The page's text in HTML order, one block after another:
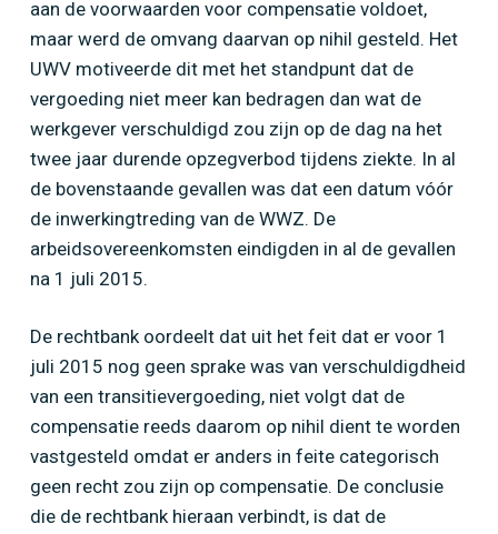
aan de voorwaarden voor compensatie voldoet,
maar werd de omvang daarvan op nihil gesteld. Het
UWV motiveerde dit met het standpunt dat de
vergoeding niet meer kan bedragen dan wat de
werkgever verschuldigd zou zijn op de dag na het
twee jaar durende opzegverbod tijdens ziekte. In al
de bovenstaande gevallen was dat een datum vóór
de inwerkingtreding van de WWZ. De
arbeidsovereenkomsten eindigden in al de gevallen
na 1 juli 2015.
De rechtbank oordeelt dat uit het feit dat er voor 1
juli 2015 nog geen sprake was van verschuldigdheid
van een transitievergoeding, niet volgt dat de
compensatie reeds daarom op nihil dient te worden
vastgesteld omdat er anders in feite categorisch
geen recht zou zijn op compensatie. De conclusie
die de rechtbank hieraan verbindt, is dat de